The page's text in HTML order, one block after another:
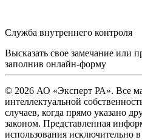
Служба внутреннего контроля
Высказать свое замечание или
заполнив онлайн-форму
© 2026 АО «Эксперт РА». Все
интеллектуальной
случаев, когда прямо указано
законом. Представленная
использования исключительно